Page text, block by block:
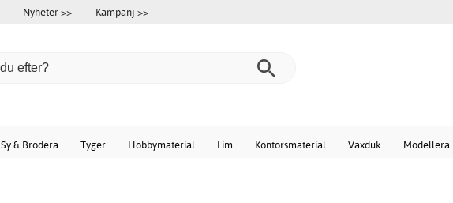
Nyheter >> Kampanj >>
Sy & Brodera Tyger Hobbymaterial Lim Kontorsmaterial Vaxduk Modellera